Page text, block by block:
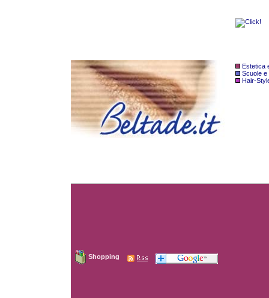
Estetica
Scuole e
Hair-
Shopping